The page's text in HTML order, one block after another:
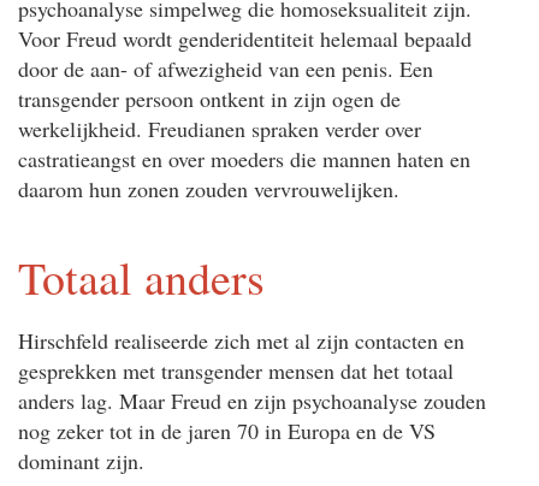
psychoanalyse simpelweg die homoseksualiteit zijn.
Voor Freud wordt genderidentiteit helemaal bepaald
door de aan- of afwezigheid van een penis. Een
transgender persoon ontkent in zijn ogen de
werkelijkheid. Freudianen spraken verder over
castratieangst en over moeders die mannen haten en
daarom hun zonen zouden vervrouwelijken.
Totaal anders
Hirschfeld realiseerde zich met al zijn contacten en
gesprekken met transgender mensen dat het totaal
anders lag. Maar Freud en zijn psychoanalyse zouden
nog zeker tot in de jaren 70 in Europa en de VS
dominant zijn.